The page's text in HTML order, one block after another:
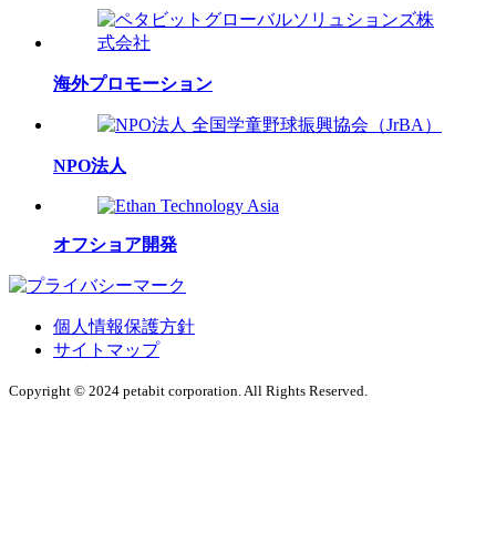
海外プロモーション
NPO法人
オフショア開発
個人情報保護方針
サイトマップ
Copyright © 2024 petabit corporation. All Rights Reserved.